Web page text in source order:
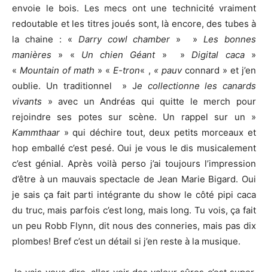
envoie le bois. Les mecs ont une technicité vraiment
redoutable et les titres joués sont, là encore, des tubes à
la chaine : « Darry cowl chamber » »Les bonnes
manières » « Un chien Géant» »Digital caca»
«Mountain of math » «E-tron« , « pauvconnard » et j’en
oublie. Un traditionnel » Je collectionne les canards
vivants » avec un Andréas qui quitte le merch pour
rejoindre ses potes sur scène. Un rappel sur un »
Kammthaar » qui déchire tout, deux petits morceaux et
hop emballé c’est pesé. Oui je vous le dis musicalement
c’est génial. Après voilà perso j’ai toujours l’impression
d’être à un mauvais spectacle de Jean Marie Bigard. Oui
je sais ça fait parti intégrante du show le côté pipi caca
du truc, mais parfois c’est long, mais long. Tu vois, ça fait
un peu Robb Flynn, dit nous des conneries, mais pas dix
plombes! Bref c’est un détail si j’en reste à la musique.